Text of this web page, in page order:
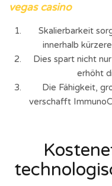
vegas casino
Skalierbarkeit
innerhalb
Dies spart nicht
erhöht
Die Fähigkeit,
verschafft